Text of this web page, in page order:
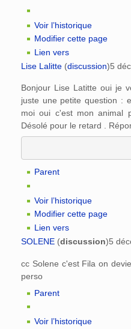
Voir l’historique
Modifier cette page
Lien vers
Lise Lalitte (discussion)5
Bonjour Lise Latitte oui je
juste une petite question :
moi oui c'est mon animal
Désolé pour le retard .
Parent
Voir l’historique
Modifier cette page
Lien vers
SOLENE (discussion)5
cc Solene c'est Fila on
perso
Parent
Voir l’historique